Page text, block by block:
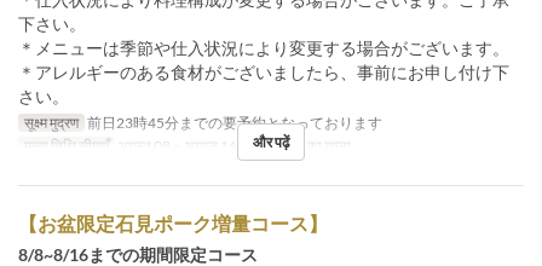
下さい。
＊メニューは季節や仕入状況により変更する場合がございます。
＊アレルギーのある食材がございましたら、事前にお申し付け下
さい。
सूक्ष्म मुद्रण 前日23時45分までの要予約となっております
मान्य तिथि सीमाएँ
अगस्त 08 ~ अगस्त 16 भोजन रात का खाना
और पढ़ें
【お盆限定石見ポーク増量コース】
8/8~8/16までの期間限定コース